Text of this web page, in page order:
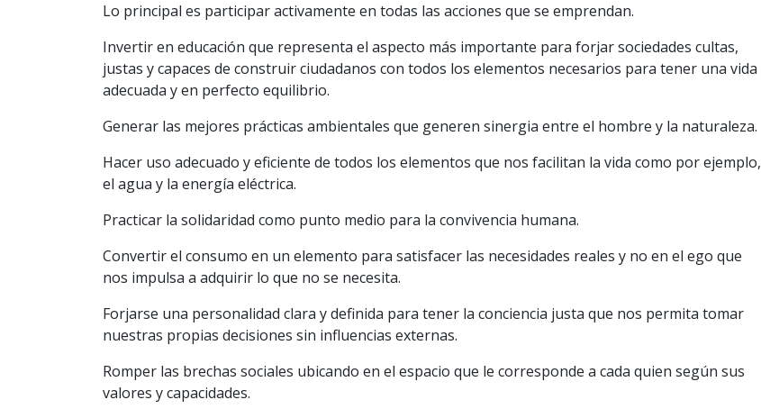
Lo principal es participar activamente en todas las acciones que se emprendan.
Invertir en educación que representa el aspecto más importante para forjar sociedades cultas,
justas y capaces de construir ciudadanos con todos los elementos necesarios para tener una vida
adecuada y en perfecto equilibrio.
Generar las mejores prácticas ambientales que generen sinergia entre el hombre y la naturaleza.
Hacer uso adecuado y eficiente de todos los elementos que nos facilitan la vida como por ejemplo,
el agua y la energía eléctrica.
Practicar la solidaridad como punto medio para la convivencia humana.
Convertir el consumo en un elemento para satisfacer las necesidades reales y no en el ego que
nos impulsa a adquirir lo que no se necesita.
Forjarse una personalidad clara y definida para tener la conciencia justa que nos permita tomar
nuestras propias decisiones sin influencias externas.
Romper las brechas sociales ubicando en el espacio que le corresponde a cada quien según sus
valores y capacidades.